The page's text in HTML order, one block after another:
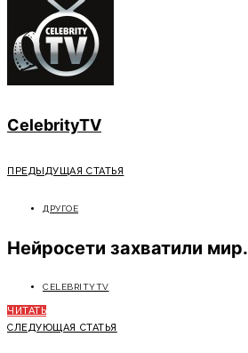
CelebrityTV
ПРЕДЫДУЩАЯ СТАТЬЯ
ДРУГОЕ
Нейросети захватили мир.
CELEBRITYTV
ЧИТАТЬ
СЛЕДУЮЩАЯ СТАТЬЯ